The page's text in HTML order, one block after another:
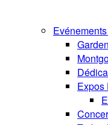
Expos